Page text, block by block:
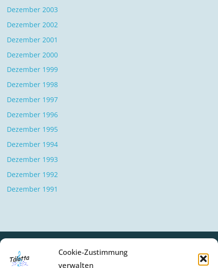
Cookie-Zustimmung
verwalten
Dezember 2003
Dezember 2002
Dezember 2001
Dezember 2000
Dezember 1999
Dezember 1998
Dezember 1997
Dezember 1996
Dezember 1995
Dezember 1994
Dezember 1993
Dezember 1992
Dezember 1991